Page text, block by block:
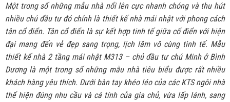
Một trong số những mẫu nhà nổi lên cực nhanh chóng và thu hút
nhiều chủ đầu tư đó chính là thiết kế nhà mái nhật với phong cách
tân cổ điển. Tân cổ điển là sự kết hợp tinh tế giữa cổ điển với hiện
đại mang đến vẻ đẹp sang trọng, lịch lãm vô cùng tinh tế. Mẫu
thiết kế nhà 2 tầng mái nhật M313 – chủ đầu tư chú Minh ở Bình
Dương là một trong số những mẫu nhà tiêu biểu được rất nhiều
khách hàng yêu thích. Dưới bàn tay khéo léo của các KTS ngôi nhà
thể hiện đúng nhu cầu và cá tính của gia chủ, vừa lấp lánh, sang